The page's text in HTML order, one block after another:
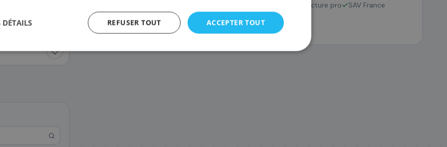
85,08 € 93,48 €
Facture pro SAV France
ACCEPTER TOUT
REFUSER TOUT
DÉTAILS